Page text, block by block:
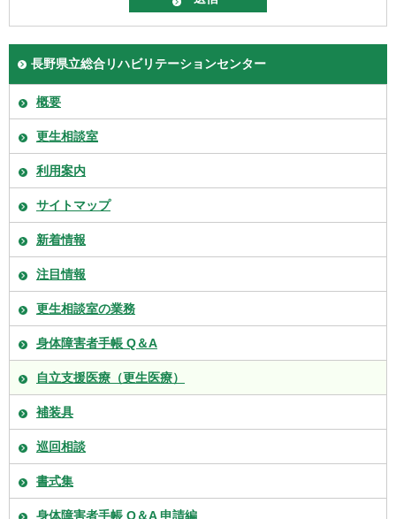
長野県立総合リハビリテーションセンター
概要
更生相談室
利用案内
サイトマップ
新着情報
注目情報
更生相談室の業務
身体障害者手帳 Q＆A
自立支援医療（更生医療）
補装具
巡回相談
書式集
身体障害者手帳 Q＆A 申請編